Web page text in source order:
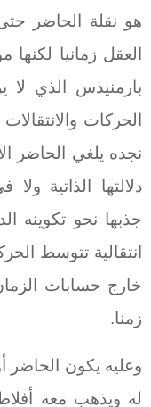
هو نقلة الحاضر
العقل زمانيا لكنها
بارمنيدس الذي لا
الحركات
نجده يلغي الحاضر
دلالتها الذاتية
جذبها نحو تكوينه
انتقالية تتوسط
خارج حسابات
زمنا.
وعليه يكون الحاضر
له ويذهب معه